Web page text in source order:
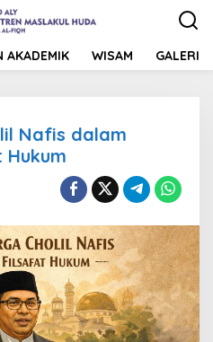
AKADEMIK WISAM GALERI
Nafis dalam